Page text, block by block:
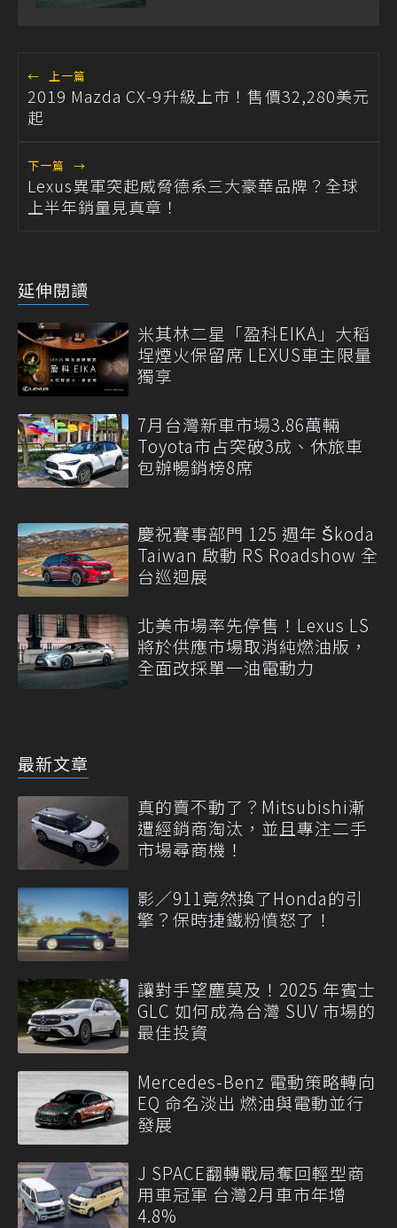
← 上一篇
2019 Mazda CX-9升級上市！售價32,280美元
起
下一篇 →
Lexus異軍突起威脅德系三大豪華品牌？全球
上半年銷量見真章！
延伸閱讀
米其林二星「盈科EIKA」大稻
埕煙火保留席 LEXUS車主限量
獨享
7月台灣新車市場3.86萬輛
Toyota市占突破3成、休旅車
包辦暢銷榜8席
慶祝賽事部門 125 週年 Škoda
Taiwan 啟動 RS Roadshow 全
台巡迴展
北美市場率先停售！Lexus LS
將於供應市場取消純燃油版，
全面改採單一油電動力
最新文章
真的賣不動了？Mitsubishi漸
遭經銷商淘汰，並且專注二手
市場尋商機！
影／911竟然換了Honda的引
擎？保時捷鐵粉憤怒了！
讓對手望塵莫及！2025 年賓士
GLC 如何成為台灣 SUV 市場的
最佳投資
Mercedes-Benz 電動策略轉向
EQ 命名淡出 燃油與電動並行
發展
J SPACE翻轉戰局奪回輕型商
用車冠軍 台灣2月車市年增
4.8%